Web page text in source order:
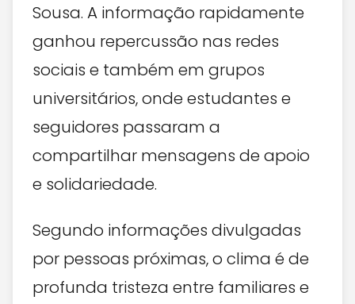
Sousa. A informação rapidamente
ganhou repercussão nas redes
sociais e também em grupos
universitários, onde estudantes e
seguidores passaram a
compartilhar mensagens de apoio
e solidariedade.
Segundo informações divulgadas
por pessoas próximas, o clima é de
profunda tristeza entre familiares e